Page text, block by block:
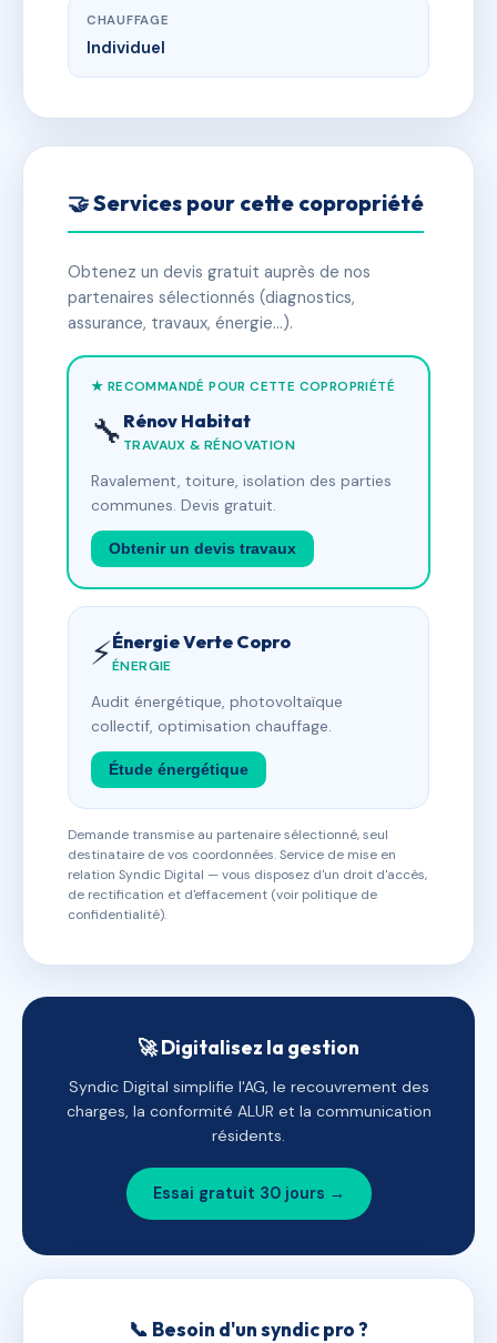
CHAUFFAGE
Individuel
🤝 Services pour cette copropriété
Obtenez un devis gratuit auprès de nos
partenaires sélectionnés (diagnostics,
assurance, travaux, énergie…).
★ RECOMMANDÉ POUR CETTE COPROPRIÉTÉ
🔧 Rénov Habitat
TRAVAUX & RÉNOVATION
Ravalement, toiture, isolation des parties
communes. Devis gratuit.
Obtenir un devis travaux
⚡Énergie Verte Copro
ÉNERGIE
Audit énergétique, photovoltaïque
collectif, optimisation chauffage.
Étude énergétique
Demande transmise au partenaire sélectionné, seul
destinataire de vos coordonnées. Service de mise en
relation Syndic Digital — vous disposez d'un droit d'accès,
de rectification et d'effacement (voir politique de
confidentialité).
🚀 Digitalisez la gestion
Syndic Digital simplifie l'AG, le recouvrement des
charges, la conformité ALUR et la communication
résidents.
Essai gratuit 30 jours →
📞 Besoin d'un syndic pro ?